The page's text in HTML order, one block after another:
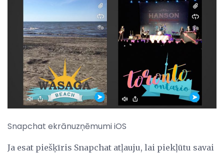
Snapchat ekrānuzņēmumi iOS
Ja esat piešķīris Snapchat atļauju, lai piekļūtu savai